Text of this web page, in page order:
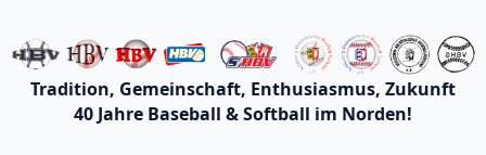
Tradition, Gemeinschaft, Enthusiasmus, Zukunft
40 Jahre Baseball & Softball im Norden!